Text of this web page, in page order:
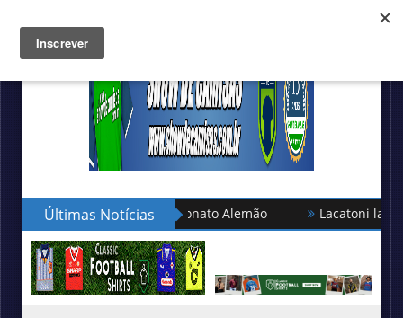
Últimas Notícias
turca no Campeonato Alemão Lacatoni lança as novas